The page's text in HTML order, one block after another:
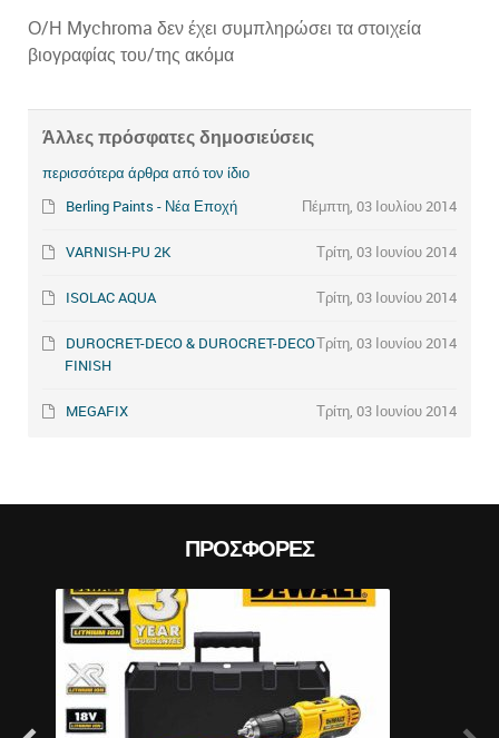
Ο/Η Mychroma δεν έχει συμπληρώσει τα στοιχεία
βιογραφίας του/της ακόμα
Άλλες πρόσφατες δημοσιεύσεις
περισσότερα άρθρα από τον ίδιο
Πέμπτη, 03 Ιουλίου 2014
Berling Paints - Νέα Εποχή
Τρίτη, 03 Ιουνίου 2014
VARNISH-PU 2K
Τρίτη, 03 Ιουνίου 2014
ISOLAC AQUA
Τρίτη, 03 Ιουνίου 2014
DUROCRET-DECO & DUROCRET-DECO
FINISH
Τρίτη, 03 Ιουνίου 2014
MEGAFIX
ΠΡΟΣΦΟΡΈΣ
Prev